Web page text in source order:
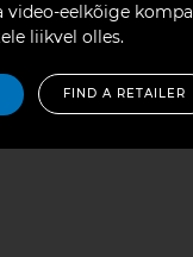
video-eelkõige
liikvel olles.
FIND A RETAILER